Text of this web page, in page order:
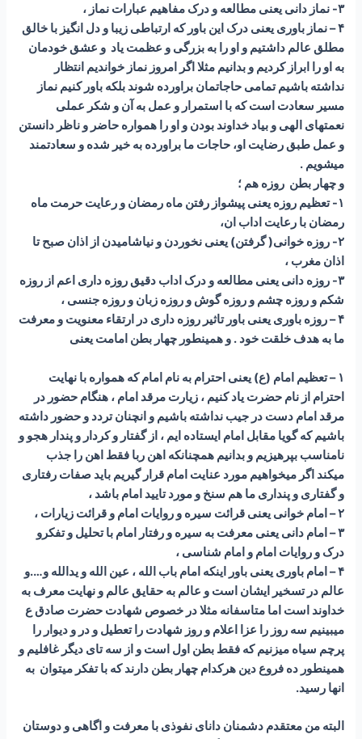
۳- نماز دانی یعنی مطالعه و درک مفاهیم عبارات نماز ،
۴ – نماز باوری یعنی درک این باور که ارتباطی زیبا و دل انگیز با خالق
مطلق عالم داشتیم و او را به بزرگی و عظمت یاد و عشق خودمان
به او را ابراز کردیم و بدانیم مثلا اگر امروز نماز خواندیم انتظار
نداشته باشیم تمامی حاجاتمان براورده شوند بلکه باور کنیم نماز
مسیر سعادت است که با استمرار و عمل به آن و شکر عملی
نعمتهای الهی و بیاد خداوند بودن و او را همواره حاضر و ناظر دانستن
و عمل طبق رضایت او، حاجات ما براورده به خیر شده و سعادتمند
میشویم .
و چهار بطن روزه هم ؛
۱- تعظیم روزه یعنی پیشواز رفتن ماه رمضان و رعایت حرمت ماه
رمضان با رعایت اداب ان،
۲- روزه خوانی( گرفتن) یعنی نخوردن و نیاشامیدن از اذان صبح تا
اذان مغرب ،
۳- روزه دانی یعنی مطالعه و درک اداب دقیق روزه داری اعم از روزه
شکم و روزه چشم و روزه گوش و روزه زبان و روزه جنسی ،
۴ – روزه باوری یعنی باور تاثیر روزه داری در ارتقاء معنویت و معرفت
ما به هدف خلقت خود . و همینطور چهار بطن امامت یعنی
۱ – تعظیم امام (ع) یعنی احترام به نام امام که همواره با نهایت
احترام از نام حضرت یاد کنیم ، زیارت مرقد امام ، هنگام حضور در
مرقد امام دست در جیب نداشته باشیم و انچنان تردد و حضور داشته
باشیم که گویا مقابل امام ایستاده ایم ، از گفتار و کردار و پندار هجو و
نامناسب بپرهیزیم و بدانیم همچنانکه اهن ربا فقط اهن را جذب
میکند اگر میخواهیم مورد عنایت امام قرار گیریم باید صفات رفتاری
و گفتاری و پنداری ما هم سنخ و مورد تایید امام باشد ،
۲ – امام خوانی یعنی قرائت سیره و روایات امام و قرائت زیارات ،
۳ – امام دانی یعنی معرفت به سیره و رفتار امام با تحلیل و تفکرو
درک و روایات امام و امام شناسی ،
۴ – امام باوری یعنی باور اینکه امام باب الله ، عین الله و یدالله و….و
عالم در تسخیر ایشان است و عالم به حقایق عالم و نهایت معرف به
خداوند است اما متاسفانه مثلا در خصوص شهادت حضرت صادق ع
میبینیم سه روز را عزا اعلام و روز شهادت را تعطیل و در و دیوار را
پرچم سیاه میزنیم که فقط بطن اول است و از سه تای دیگر غافلیم و
همینطور ده فروع دین هرکدام چهار بطن دارند که با تفکر میتوان به
انها رسید.
البته من معتقدم دشمنان دانای نفوذی با معرفت و اگاهی و دوستان